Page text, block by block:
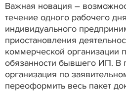
Важная новация –
течение одного рабочего
индивидуального
приостановления
коммерческой организации
обязанности бывшего ИП. В
организация по
переоформить весь пакет